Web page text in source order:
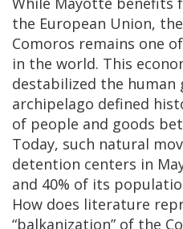
the European Union,
Comoros remains one
in the world. This
destabilized the human
archipelago defined
of people and goods
Today, such natural
detention centers in
and 40% of its
How does literature
“balkanization” of the